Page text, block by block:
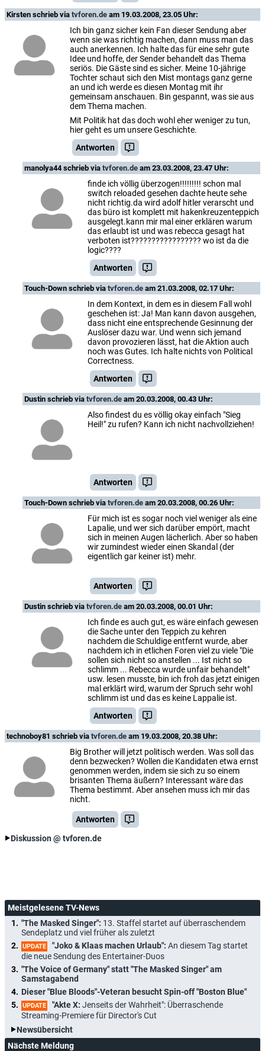
Kirsten schrieb via tvforen.de am 19.03.2008, 23.05 Uhr:
Ich bin ganz sicher kein Fan dieser Sendung aber
wenn sie was richtig machen, dann muss man das
auch anerkennen. Ich halte das für eine sehr gute
Idee und hoffe, der Sender behandelt das Thema
seriös. Die Gäste sind es sicher. Meine 10-jährige
Tochter schaut sich den Mist montags ganz gerne
an und ich werde es diesen Montag mit ihr
gemeinsam anschauen. Bin gespannt, was sie aus
dem Thema machen.
Mit Politik hat das doch wohl eher weniger zu tun,
hier geht es um unsere Geschichte.
Antworten
manolya44schrieb via tvforen.de am 23.03.2008, 23.47 Uhr:
finde ich völlig überzogen!!!!!!!!! schon mal
switch reloaded gesehen dachte heute sehe
nicht richtig.da wird adolf hitler verarscht und
das büro ist komplett mit hakenkreuzenteppich
ausgelegt.kann mir mal einer erklären warum
das erlaubt ist und was rebecca gesagt hat
verboten ist????????????????? wo ist da die
logic????
Antworten
Touch-Down schrieb via tvforen.de am 21.03.2008, 02.17 Uhr:
In dem Kontext, in dem es in diesem Fall wohl
geschehen ist: Ja! Man kann davon ausgehen,
dass nicht eine entsprechende Gesinnung der
Auslöser dazu war. Und wenn sich jemand
davon provozieren lässt, hat die Aktion auch
noch was Gutes. Ich halte nichts von Political
Correctness.
Antworten
Dustin schrieb via tvforen.de am 20.03.2008, 00.43 Uhr:
Also findest du es völlig okay einfach "Sieg
Heil!" zu rufen? Kann ich nicht nachvollziehen!
Antworten
Touch-Down schrieb via tvforen.de am 20.03.2008, 00.26 Uhr:
Für mich ist es sogar noch viel weniger als eine
Lapalie, und wer sich darüber empört, macht
sich in meinen Augen lächerlich. Aber so haben
wir zumindest wieder einen Skandal (der
eigentlich gar keiner ist) mehr.
Antworten
Dustin schrieb via tvforen.de am 20.03.2008, 00.01 Uhr:
Ich finde es auch gut, es wäre einfach gewesen
die Sache unter den Teppich zu kehren
nachdem die Schuldige entfernt wurde, aber
nachdem ich in etlichen Foren viel zu viele "Die
sollen sich nicht so anstellen ... Ist nicht so
schlimm ... Rebecca wurde unfair behandelt"
usw. lesen musste, bin ich froh das jetzt einigen
mal erklärt wird, warum der Spruch sehr wohl
schlimm ist und das es keine Lappalie ist.
Antworten
technoboy81 schrieb via tvforen.de am 19.03.2008, 20.38 Uhr:
Big Brother will jetzt politisch werden. Was soll das
denn bezwecken? Wollen die Kandidaten etwa ernst
genommen werden, indem sie sich zu so einem
brisanten Thema äußern? Interessant wäre das
Thema bestimmt. Aber ansehen muss ich mir das
nicht.
Antworten
Diskussion @ tvforen.de
Meistgelesene TV-News
"The Masked Singer": 13. Staffel startet auf überraschendem
Sendeplatz und viel früher als zuletzt
UPDATE "Joko & Klaas machen Urlaub": An diesem Tag startet
die neue Sendung des Entertainer-Duos
"The Voice of Germany" statt "The Masked Singer" am
Samstagabend
Dieser "Blue Bloods"-Veteran besucht Spin-off "Boston Blue"
UPDATE "Akte X: Jenseits der Wahrheit": Überraschende
Streaming-Premiere für Director's Cut
Newsübersicht
Nächste Meldung